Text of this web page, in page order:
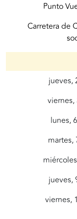
Punto
Carretera de
jueves,
lunes,
martes,
jueves,
viernes,